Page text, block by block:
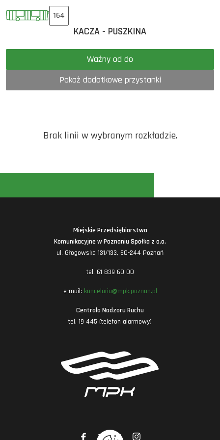
164
KACZA - PUSZKINA
Ważny od do
Pokaż dodatkowe przystanki
Brak linii w wybranym rozkładzie.
Miejskie Przedsiębiorstwo
Komunikacyjne w Poznaniu Spółka z o.o.
ul. Głogowska 131/133, 60-244 Poznań
tel. 61 839 60 00
e-mail: kancelaria@mpk.poznan.pl
Centrala Nadzoru Ruchu
tel. 19 445 (telefon alarmowy)